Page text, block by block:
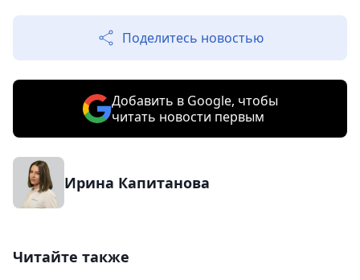
Поделитесь новостью
Добавить в Google, чтобы
читать новости первым
Ирина Капитанова
Читайте также